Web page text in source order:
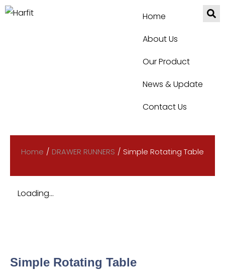
Home
About Us
Our Product
News & Update
Contact Us
Home / DRAWER RUNNERS / Simple Rotating Table
Loading...
Simple Rotating Table